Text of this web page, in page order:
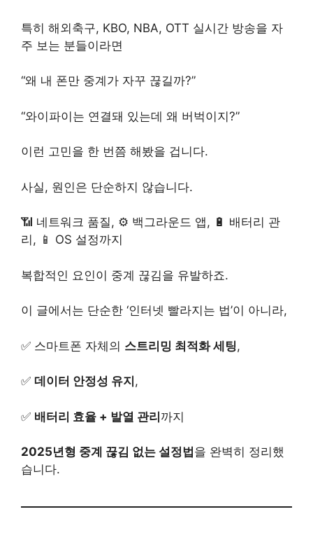
특히 해외축구, KBO, NBA, OTT 실시간 방송을 자
주 보는 분들이라면
“왜 내 폰만 중계가 자꾸 끊길까?”
“와이파이는 연결돼 있는데 왜 버벅이지?”
이런 고민을 한 번쯤 해봤을 겁니다.
사실, 원인은 단순하지 않습니다.
📶 네트워크 품질, ⚙️ 백그라운드 앱, 🔋 배터리 관
리, 📱 OS 설정까지
복합적인 요인이 중계 끊김을 유발하죠.
이 글에서는 단순한 ‘인터넷 빨라지는 법’이 아니라,
✅ 스마트폰 자체의 스트리밍 최적화 세팅,
✅ 데이터 안정성 유지 ,
✅ 배터리 효율 + 발열 관리까지
2025년형 중계 끊김 없는 설정법 을 완벽히 정리했
습니다.